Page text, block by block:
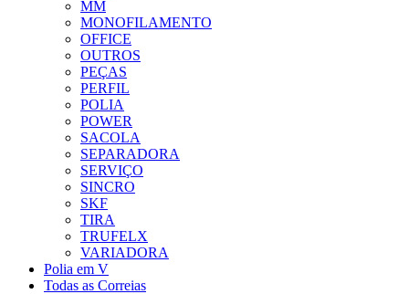
MM
MONOFILAMENTO
OFFICE
OUTROS
PEÇAS
PERFIL
POLIA
POWER
SACOLA
SEPARADORA
SERVIÇO
SINCRO
SKF
TIRA
TRUFELX
VARIADORA
Polia em V
Todas as Correias